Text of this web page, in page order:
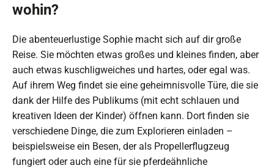
wohin?
Die abenteuerlustige Sophie macht sich auf dir große
Reise. Sie möchten etwas großes und kleines finden, aber
auch etwas kuschligweiches und hartes, oder egal was.
Auf ihrem Weg findet sie eine geheimnisvolle Türe, die sie
dank der Hilfe des Publikums (mit echt schlauen und
kreativen Ideen der Kinder) öffnen kann. Dort finden sie
verschiedene Dinge, die zum Explorieren einladen –
beispielsweise ein Besen, der als Propellerflugzeug
fungiert oder auch eine für sie pferdeähnliche